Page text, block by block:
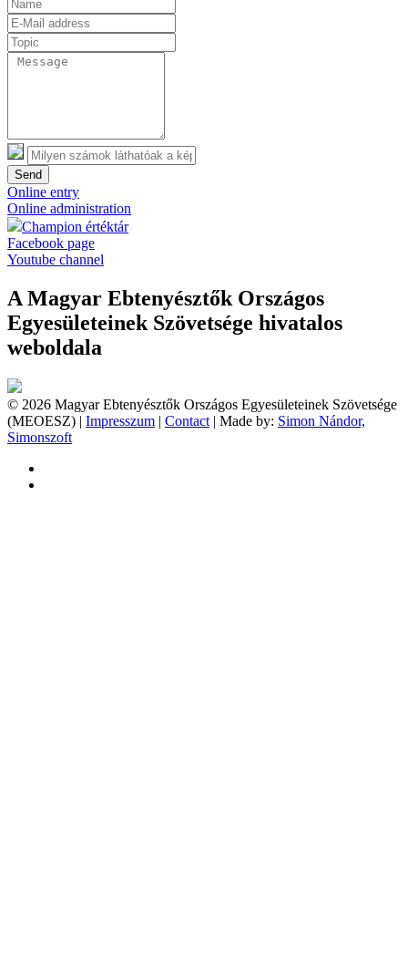
Send
Online entry
Online administration
Champion értéktár
Facebook page
Youtube channel
A Magyar Ebtenyésztők Országos
Egyesületeinek Szövetsége hivatalos
weboldala
© 2026 Magyar Ebtenyésztők Országos Egyesületeinek Szövetsége
(MEOESZ) | Impresszum | Contact | Made by: Simon Nándor,
Simonszoft